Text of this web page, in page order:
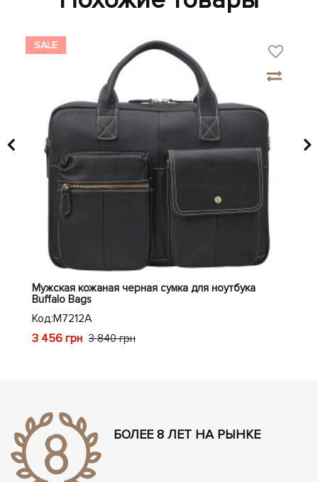
SALE
Мужская кожаная черная сумка для ноутбука
Buffalo Bags
Код:M7212A
3 456 грн 3 840 грн
БОЛЕЕ 8 ЛЕТ НА РЫНКЕ